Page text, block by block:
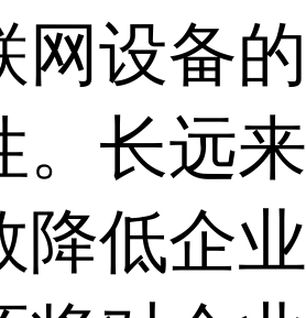
网设备
。长远
降低企